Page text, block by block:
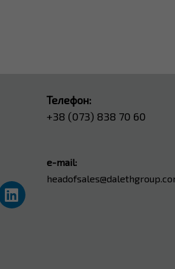
Телефон:
+38 (073) 838 70 60
e-mail: